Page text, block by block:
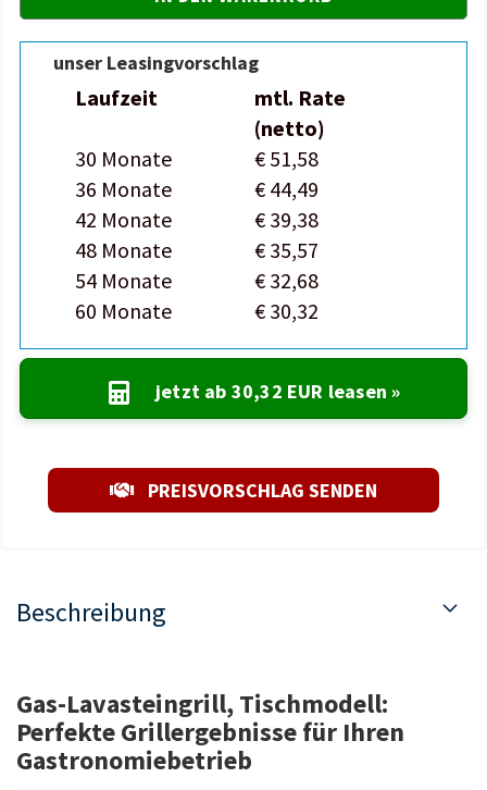
unser Leasingvorschlag
Laufzeit
mtl. Rate
(netto)
30 Monate
€ 51,58
36 Monate
€ 44,49
42 Monate
€ 39,38
48 Monate
€ 35,57
54 Monate
€ 32,68
60 Monate
€ 30,32
jetzt ab 30,32 EUR leasen »
PREISVORSCHLAG SENDEN
Beschreibung
Gas-Lavasteingrill, Tischmodell:
Perfekte Grillergebnisse für Ihren
Gastronomiebetrieb